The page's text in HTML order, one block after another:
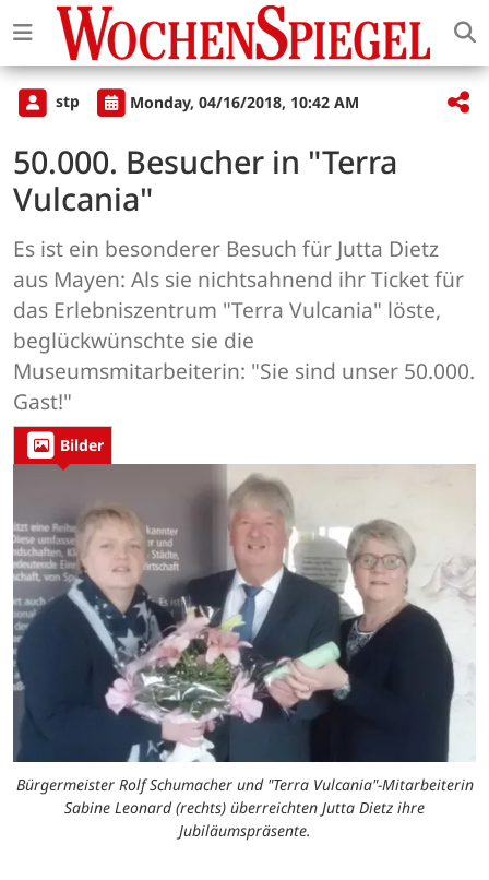
stp Monday, 04/16/2018, 10:42 AM
50.000. Besucher in "Terra
Vulcania"
Es ist ein besonderer Besuch für Jutta Dietz
aus Mayen: Als sie nichtsahnend ihr Ticket für
das Erlebniszentrum "Terra Vulcania" löste,
beglückwünschte sie die
Museumsmitarbeiterin: "Sie sind unser 50.000.
Gast!"
Bilder
Bürgermeister Rolf Schumacher und "Terra Vulcania"-Mitarbeiterin
Sabine Leonard (rechts) überreichten Jutta Dietz ihre
Jubiläumspräsente.